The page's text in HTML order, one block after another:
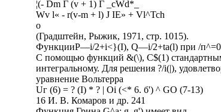
¦(- Dm Г (v + 1) Г _cWd*_
Wv l« - r(v-m + l) J IE» + Vl^Tch
о
(Градштейн, Рыжик, 1971, стр. 1015).
ФункцииP—i/2+i<}(I), Q—i/2+ta(l) при /п^=0
С помощью функций &(\), С$(1)
интегральному. Для решения ?/i(|),
уравнение Вольтерра
Uг (6) = ? (I) * ? | Oi (<* 6. б') ^ GO (7-13)
16 И. В. Комаров и др. 241